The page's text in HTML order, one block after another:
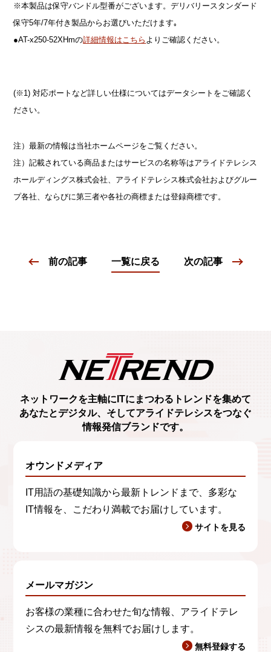
※本製品は保守バンドル型番がございます。デリバリースタンダード
保守5年/7年付き製品からお選びいただけます｡
●AT-x250-52XHmの詳細情報はこちら よりご確認ください。
(※1) 対応ポートなど詳しい仕様についてはデータシートをご確認く
ださい。
注）最新の情報は当社ホームページをご覧ください。
注）記載されている商品またはサービスの名称等はアライドテレシス
ホールディングス株式会社、アライドテレシス株式会社およびグルー
プ各社、ならびに第三者や各社の商標または登録商標です。
前の記事 一覧に戻る 次の記事
ネットワークを主軸に ITにまつわるトレンドを集めて
あなたとデジタル、 そしてアライドテレシスをつなぐ
情報発信ブランドです。
オウンドメディア
IT用語の基礎知識から最新トレンドまで、多彩な
IT情報を、こだわり満載でお届けしています。
サイトを見る
メールマガジン
お客様の業種に合わせた旬な情報、アライドテレ
シスの最新情報を無料でお届けします。
無料登録する